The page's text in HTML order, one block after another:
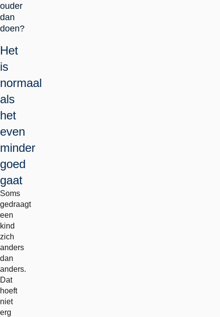
ouder
dan
doen?
Het
is
normaal
als
het
even
minder
goed
gaat
Soms
gedraagt
een
kind
zich
anders
dan
anders.
Dat
hoeft
niet
erg